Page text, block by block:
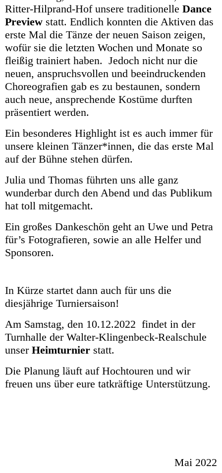
Ritter-Hilprand-Hof unsere traditionelle Dance
Preview statt. Endlich konnten die Aktiven das
erste Mal die Tänze der neuen Saison zeigen,
wofür sie die letzten Wochen und Monate so
fleißig trainiert haben. Jedoch nicht nur die
neuen, anspruchsvollen und beeindruckenden
Choreografien gab es zu bestaunen, sondern
auch neue, ansprechende Kostüme durften
präsentiert werden.
Ein besonderes Highlight ist es auch immer für
unsere kleinen Tänzer*innen, die das erste Mal
auf der Bühne stehen dürfen.
Julia und Thomas führten uns alle ganz
wunderbar durch den Abend und das Publikum
hat toll mitgemacht.
Ein großes Dankeschön geht an Uwe und Petra
für’s Fotografieren, sowie an alle Helfer und
Sponsoren.
In Kürze startet dann auch für uns die
diesjährige Turniersaison!
Am Samstag, den 10.12.2022 findet in der
Turnhalle der Walter-Klingenbeck-Realschule
unserHeimturnier statt.
Die Planung läuft auf Hochtouren und wir
freuen uns über eure tatkräftige Unterstützung.
Mai 2022